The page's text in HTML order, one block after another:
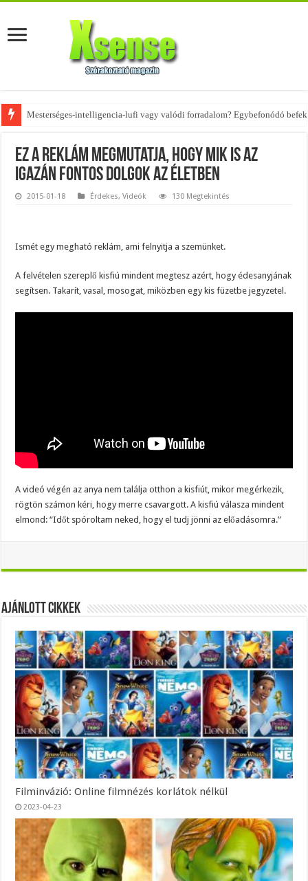
Mesterséges-intelligencia-lufi vagy valódi forradalom? Egybefonódó
Az övtáskák továbbra is trendik – nézd meg, milyen stílusokhoz illenek!
Ez a reklám megmutatja, hogy mik is az
igazán fontos dolgok az életben
2015-01-18 Érdekes,Videók 130 Megtekintés
Ismét egy megható reklám, ami felnyitja a szemünket.
A felvételen szereplő kisfiú mindent megtesz azért, hogy édesanyjának
segítsen. Takarít, vasal, mosogat, miközben egy kis füzetbe jegyzetel.
A videó végén az anya nem találja otthon a kisfiút, mikor megérkezik,
rögtön számon kéri, hogy merre csavargott. A kisfiú válasza mindent
elmond: “Időt spóroltam neked, hogy el tudj jönni az előadásomra.”
Ajánlott Cikkek
Filminvázió: Online filmnézés korlátok nélkül
2023-04-23